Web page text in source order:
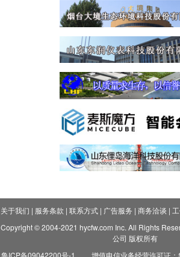
关于我们 | 服务条款 | 联系方式| 广告服务 | 商务洽谈 |
Copyright © 2004-2021 hycfw.com Inc. All Rights
公司 版权所有